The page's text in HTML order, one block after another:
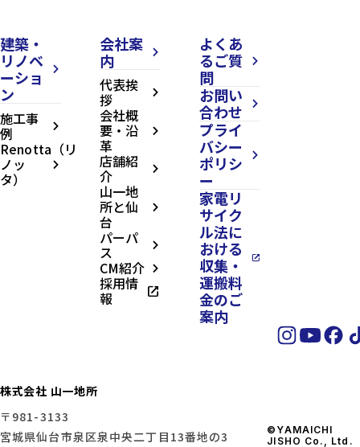
建築・
リノベ
ーショ
ン
arrow_forward_ios
施工事
例 arrow_forward_ios
Renotta（リ
ノッ
タ）
arrow_forward_ios
会社案
内
arrow_forward_ios
代表挨
拶 arrow_forward_ios
会社概
要・沿
革
arrow_forward_ios
店舗紹
介 arrow_forward_ios
山一地
所と仙
台
arrow_forward_ios
パーパ
ス arrow_forward_ios
CM紹介 arrow_forward_ios
採用情
報 open_in_new
よくあ
るご質
問
arrow_forward_ios
お問い
合わせ
arrow_forward_ios
プライ
バシー
ポリシ
ー
arrow_forward_ios
家電リ
サイク
ル法に
おける
収集・
運搬料
金のご
案内
open_in_new
株式会社 山一地所
〒981-3133
宮城県仙台市泉区泉中央二丁目13番地の3
©YAMAICHI
JISHO Co., Ltd.